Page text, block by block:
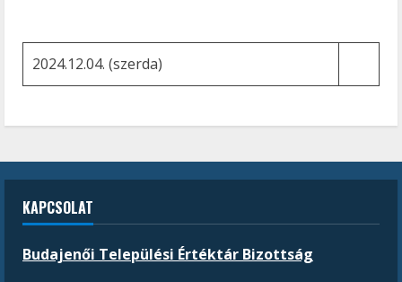
2024.12.04. (szerda)
KAPCSOLAT
Budajenői Települési Értéktár Bizottság